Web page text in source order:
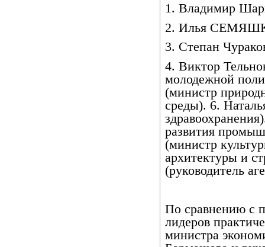
1. Владимир
2. Илья
3. Степан
4. Виктор
молодежной
(министр
среды). 6.
развития
(министр
архитектуры и
(руководитель
По сравнению с
лидеров
министра